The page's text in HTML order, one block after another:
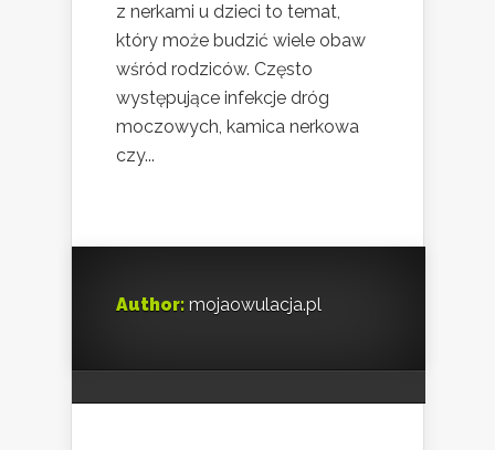
z nerkami u dzieci to temat,
który może budzić wiele obaw
wśród rodziców. Często
występujące infekcje dróg
moczowych, kamica nerkowa
czy...
Author: mojaowulacja.pl